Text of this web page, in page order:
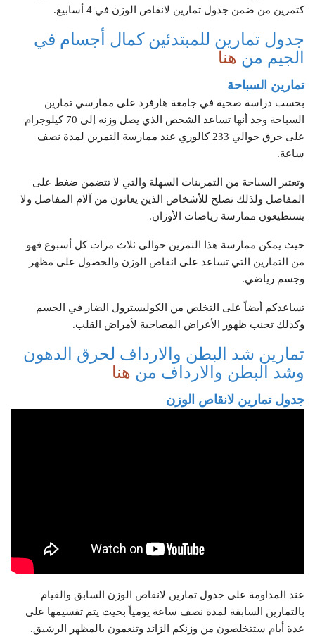
كتمرين من ضمن جدول تمارين لانقاص الوزن في 4 أسابيع.
جدول تمارين للمبتدئين كمال أجسام في
الجيم من هنا
تمارين السباحة
بحسب دراسة صحية في جامعة هارفرد على ممارسي تمارين
السباحة وجد أنها تساعد الشخص الذي يصل وزنه إلى 70 كيلوجرام
على حرق حوالي 233 كالوري عند ممارسة التمرين لمدة نصف
ساعة.
وتعتبر السباحة من التمرينات السهلة والتي لا تتضمن ضغط على
المفاصل ولذلك تصلح للأشخاص الذين يعانون من آلام المفاصل ولا
يستطيعون ممارسة رياضات الأوزان.
حيث يمكن ممارسة هذا التمرين حوالي ثلاث مرات كل أسبوع فهو
من التمارين التي تساعد على انقاص الوزن والحصول على مظهر
وجسم رياضي.
تساعدكم أيضاً على التخلص من الكوليسترول الضار في الجسم
وكذلك تجنب ظهور الأعراض المصاحبة لأمراض القلب.
تمارين شد البطن والارداف لحرق الدهون
وشد البطن والارداف من هنا
جدول تمارين لانقاص الوزن
عند المداومة على جدول تمارين لانقاص الوزن السابق والقيام
بالتمارين السابقة لمدة نصف ساعة يومياً بحيث يتم تقسيمها على
عدة أيام ستتخلصون من وزنكم الزائد وتنعمون بالمظهر الرشيق.